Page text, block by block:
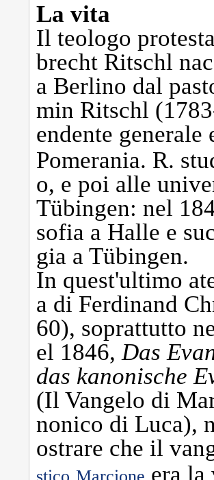
La vita
Il teologo
brecht Ritschl
a Berlino dal
min Ritschl
endente
Pomerania. R.
o, e poi alle
Tübingen: nel
sofia a Halle e
gia a Tübingen.
In quest'ultimo
a di Ferdinand
60), soprattutto
el 1846,Das
das kanonische
(Il Vangelo di
nonico di Luca),
ostrare che il
era la